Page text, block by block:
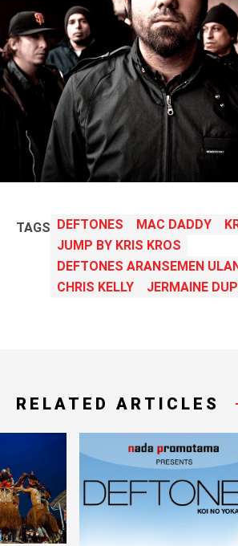
menarik
TAGS DEFTONES MAC DADDY
JUMP BY KRIS KROS
DEFTONES ARANSEMEN
CHRIS KELLY
JERMAINE
RELATED ARTICLES